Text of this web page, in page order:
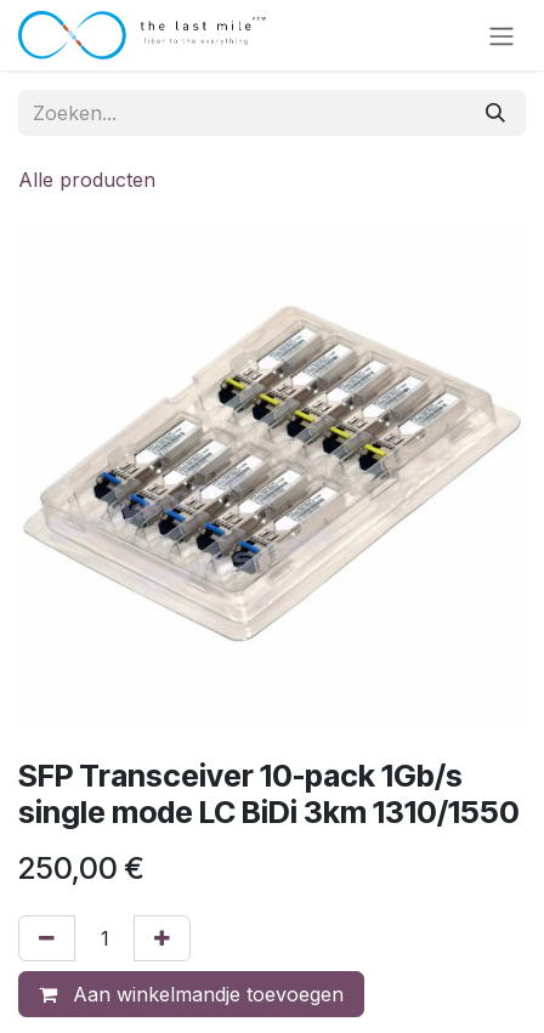
Overslaan naar inhoud
Alle producten
SFP Transceiver 10-pack 1Gb/s
single mode LC BiDi 3km 1310/1550
250,00 €
Aan winkelmandje toevoegen